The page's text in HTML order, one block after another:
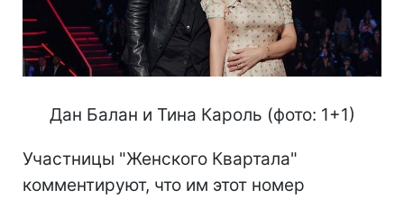
Дан Балан и Тина Кароль (фото: 1+1)
Участницы "Женского Квартала"
комментируют, что им этот номер